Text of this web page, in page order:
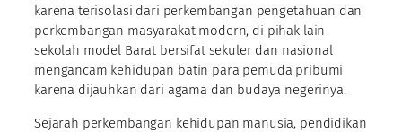
karena terisolasi dari perkembangan pengetahuan dan
perkembangan masyarakat modern, di pihak lain
sekolah model Barat bersifat sekuler dan nasional
mengancam kehidupan batin para pemuda pribumi
karena dijauhkan dari agama dan budaya negerinya.
Sejarah perkembangan kehidupan manusia, pendidikan